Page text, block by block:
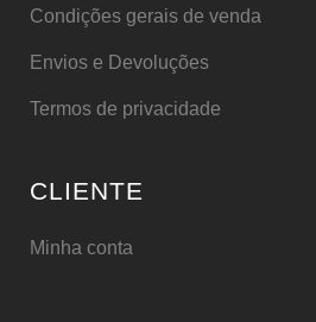
Condições gerais de venda
Envios e Devoluções
Termos de privacidade
CLIENTE
Minha conta